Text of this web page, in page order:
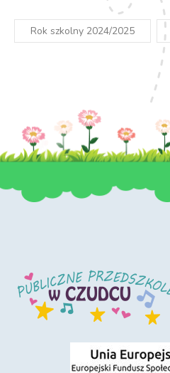
Rok szkolny 2024/2025